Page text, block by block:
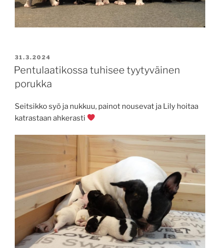
JULKAISTU
31.3.2024
Pentulaatikossa tuhisee tyytyväinen
porukka
Seitsikko syö ja nukkuu, painot nousevat ja Lily hoitaa
katrastaan ahkerasti